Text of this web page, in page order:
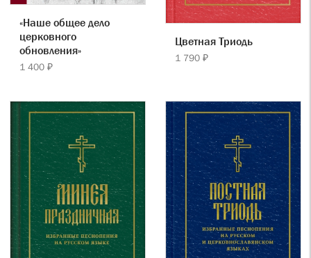
«Наше общее дело
церковного
обновления»
1 400 ₽
Цветная Триодь
1 790 ₽